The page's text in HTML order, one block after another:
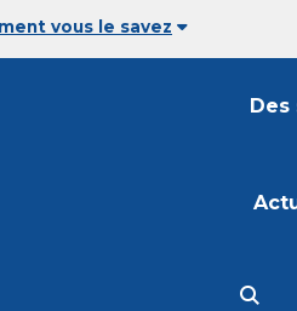
vous le savez
Des